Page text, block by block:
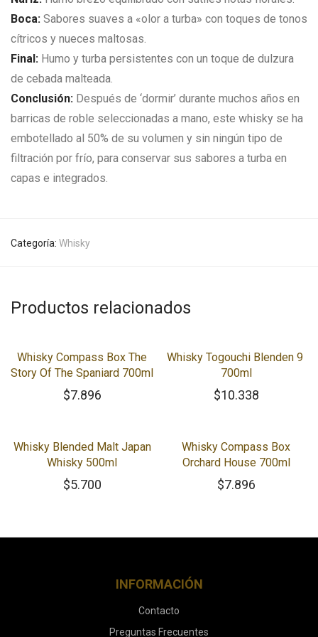
Boca: Sabores suaves a «olor a turba» con toques de tonos
cítricos y nueces maltosas.
Final: Humo y turba persistentes con un toque de dulzura
de cebada malteada.
Conclusión: Después de ‘dormir’ durante muchos años en
barricas de roble seleccionadas a mano, este whisky se ha
embotellado al 50% de su volumen y sin ningún tipo de
filtración por frío, para conservar sus sabores a turba en
capas e integrados.
Categoría: Whisky
Productos relacionados
Whisky Compass Box The
Story Of The Spaniard 700ml
$7.896
Whisky Togouchi Blenden 9
700ml
$10.338
Whisky Blended Malt Japan
Whisky 500ml
$5.700
Whisky Compass Box
Orchard House 700ml
$7.896
INFORMACIÓN
Contacto
Preguntas Frecuentes